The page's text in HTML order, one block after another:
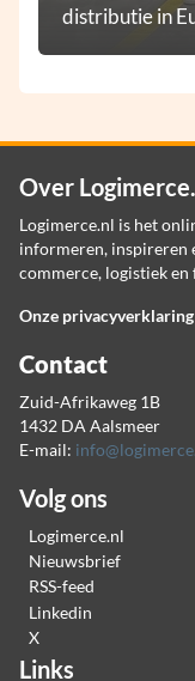
distributie in
Over
Logimerce.nl is het
informeren, inspireren
commerce, logistiek
Onze privacyverklaring
Contact
Zuid-Afrikaweg 1B
1432 DA Aalsmeer
E-mail:
Volg ons
Logimerce.nl
Nieuwsbrief
RSS-feed
Linkedin
X
Links